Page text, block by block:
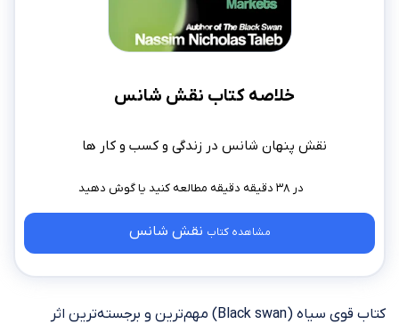
خلاصه کتاب نقش شانس
نقش پنهان شانس در زندگی و کسب و کار ها
در ۳۸ دقیقه دقیقه مطالعه کنید
مشاهده کتاب نقش شانس
کتاب قوی سیاه (Black swan) مهم‌ترین و برجسته‌ترین اثر